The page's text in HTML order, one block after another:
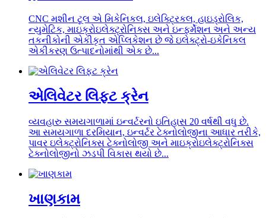
CNC મશીન ટૂલ એ મિકેનિકલ, ઇલેક્ટ્રિકલ, હાઇડ્રોલિક,
ન્યુમેટિક, માઇક્રોઇલેક્ટ્રોનિક્સ અને ઇન્ફર્મેશન અને અન્ય
તકનીકોની એકીકૃત એપ્લિકેશન છે જે ઇલેક્ટ્રો-ઇકેનિકલ
એકીકરણ ઉત્પાદનોમાંથી એક છે...
એલિવેટર લિફ્ટ ક્રેન
વ્યવહારુ સમયગાળામાં ઇન્વર્ટરનો ઇતિહાસ 20 વર્ષથી વધુ છે.
આ સમયગાળા દરમિયાન, ઇન્વર્ટર ટેક્નોલોજીના આધાર તરીકે,
પાવર ઇલેક્ટ્રોનિક્સ ટેક્નોલોજી અને માઇક્રોઇલેક્ટ્રોનિક્સ
ટેક્નોલોજીનો ઝડપી વિકાસ થયો છે...
ખાણકામ